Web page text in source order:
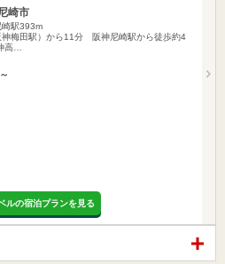
崎市
崎駅393m
神梅田駅）から11分 阪神尼崎駅から徒歩約4
…
ルの宿泊プランを見る